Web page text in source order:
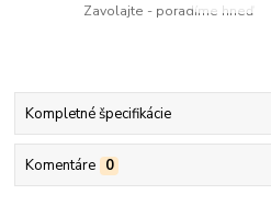
Zavolajte - poradíme hneď
Kompletné špecifikácie
Komentáre 0